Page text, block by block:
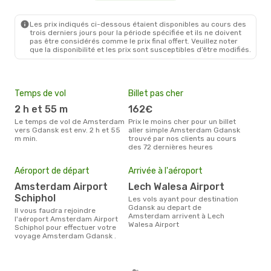
Les prix indiqués ci-dessous étaient disponibles au cours des
trois derniers jours pour la période spécifiée et ils ne doivent
pas être considérés comme le prix final offert. Veuillez noter
que la disponibilité et les prix sont susceptibles d’être modifiés.
Temps de vol
2 h et 55 m
Le temps de vol de Amsterdam
vers Gdansk est env. 2 h et 55
m min.
Billet pas cher
162€
Prix le moins cher pour un billet
aller simple Amsterdam Gdansk
trouvé par nos clients au cours
des 72 dernières heures
Aéroport de départ
Amsterdam Airport
Schiphol
Il vous faudra rejoindre
l'aéroport Amsterdam Airport
Schiphol pour effectuer votre
voyage Amsterdam Gdansk .
Arrivée à l'aéroport
Lech Walesa Airport
Les vols ayant pour destination
Gdansk au depart de
Amsterdam arrivent à Lech
Walesa Airport